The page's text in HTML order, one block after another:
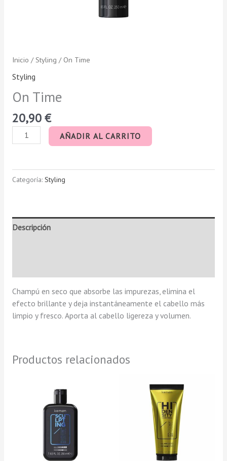
Inicio / Styling / On Time
Styling
On Time
20,90 €
AÑADIR AL CARRITO
Categoría: Styling
Descripción
Champú en seco que absorbe las impurezas, elimina el
efecto brillante y deja instantáneamente el cabello más
limpio y fresco. Aporta al cabello ligereza y volumen.
Productos relacionados